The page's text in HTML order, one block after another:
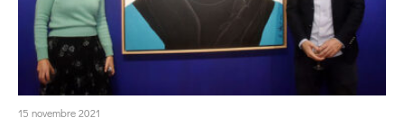
15 novembre 2021